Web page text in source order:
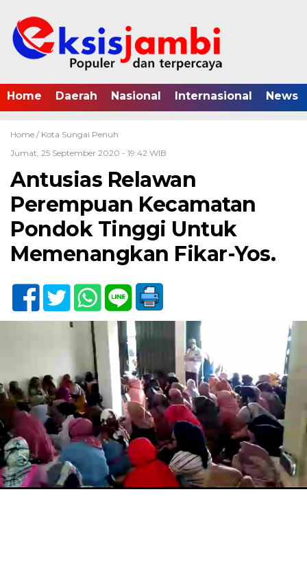
Home Daerah Nasional Internasional News
Home / Kota Sungai Penuh
Jumat, 25 September 2020 - 19:42 WIB
Antusias Relawan
Perempuan Kecamatan
Pondok Tinggi Untuk
Memenangkan Fikar-Yos.